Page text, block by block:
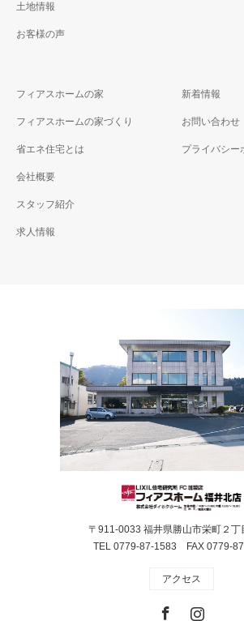
土地情報
お客様の声
フィアスホームの家
フィアスホームの家づくり
省エネ住宅とは
会社概要
スタッフ紹介
求人情報
新着情報
お問い合わせ
プライバシー
〒911-0033 福井県勝山市栄町２丁
TEL 0779-87-1583 FAX 0779-
アクセス